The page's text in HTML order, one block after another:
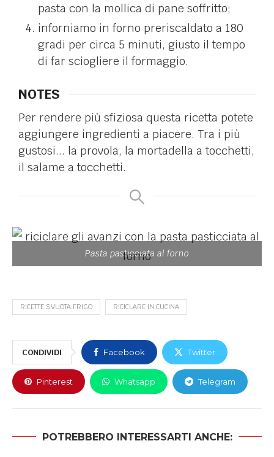
pasta con la mollica di pane soffritto;
inforniamo in forno preriscaldato a 180
gradi per circa 5 minuti, giusto il tempo
di far sciogliere il formaggio.
NOTES
Per rendere più sfiziosa questa ricetta potete
aggiungere ingredienti a piacere. Tra i più
gustosi... la provola, la mortadella a tocchetti,
il salame a tocchetti.
Pasta pasticciata al forno
RICETTE SVUOTA FRIGO RICICLARE IN CUCINA
CONDIVIDI Facebook Twitter
Pinterest Whatsapp Telegram
POTREBBERO INTERESSARTI ANCHE: